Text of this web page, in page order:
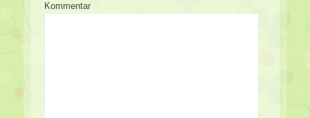
Kommentar